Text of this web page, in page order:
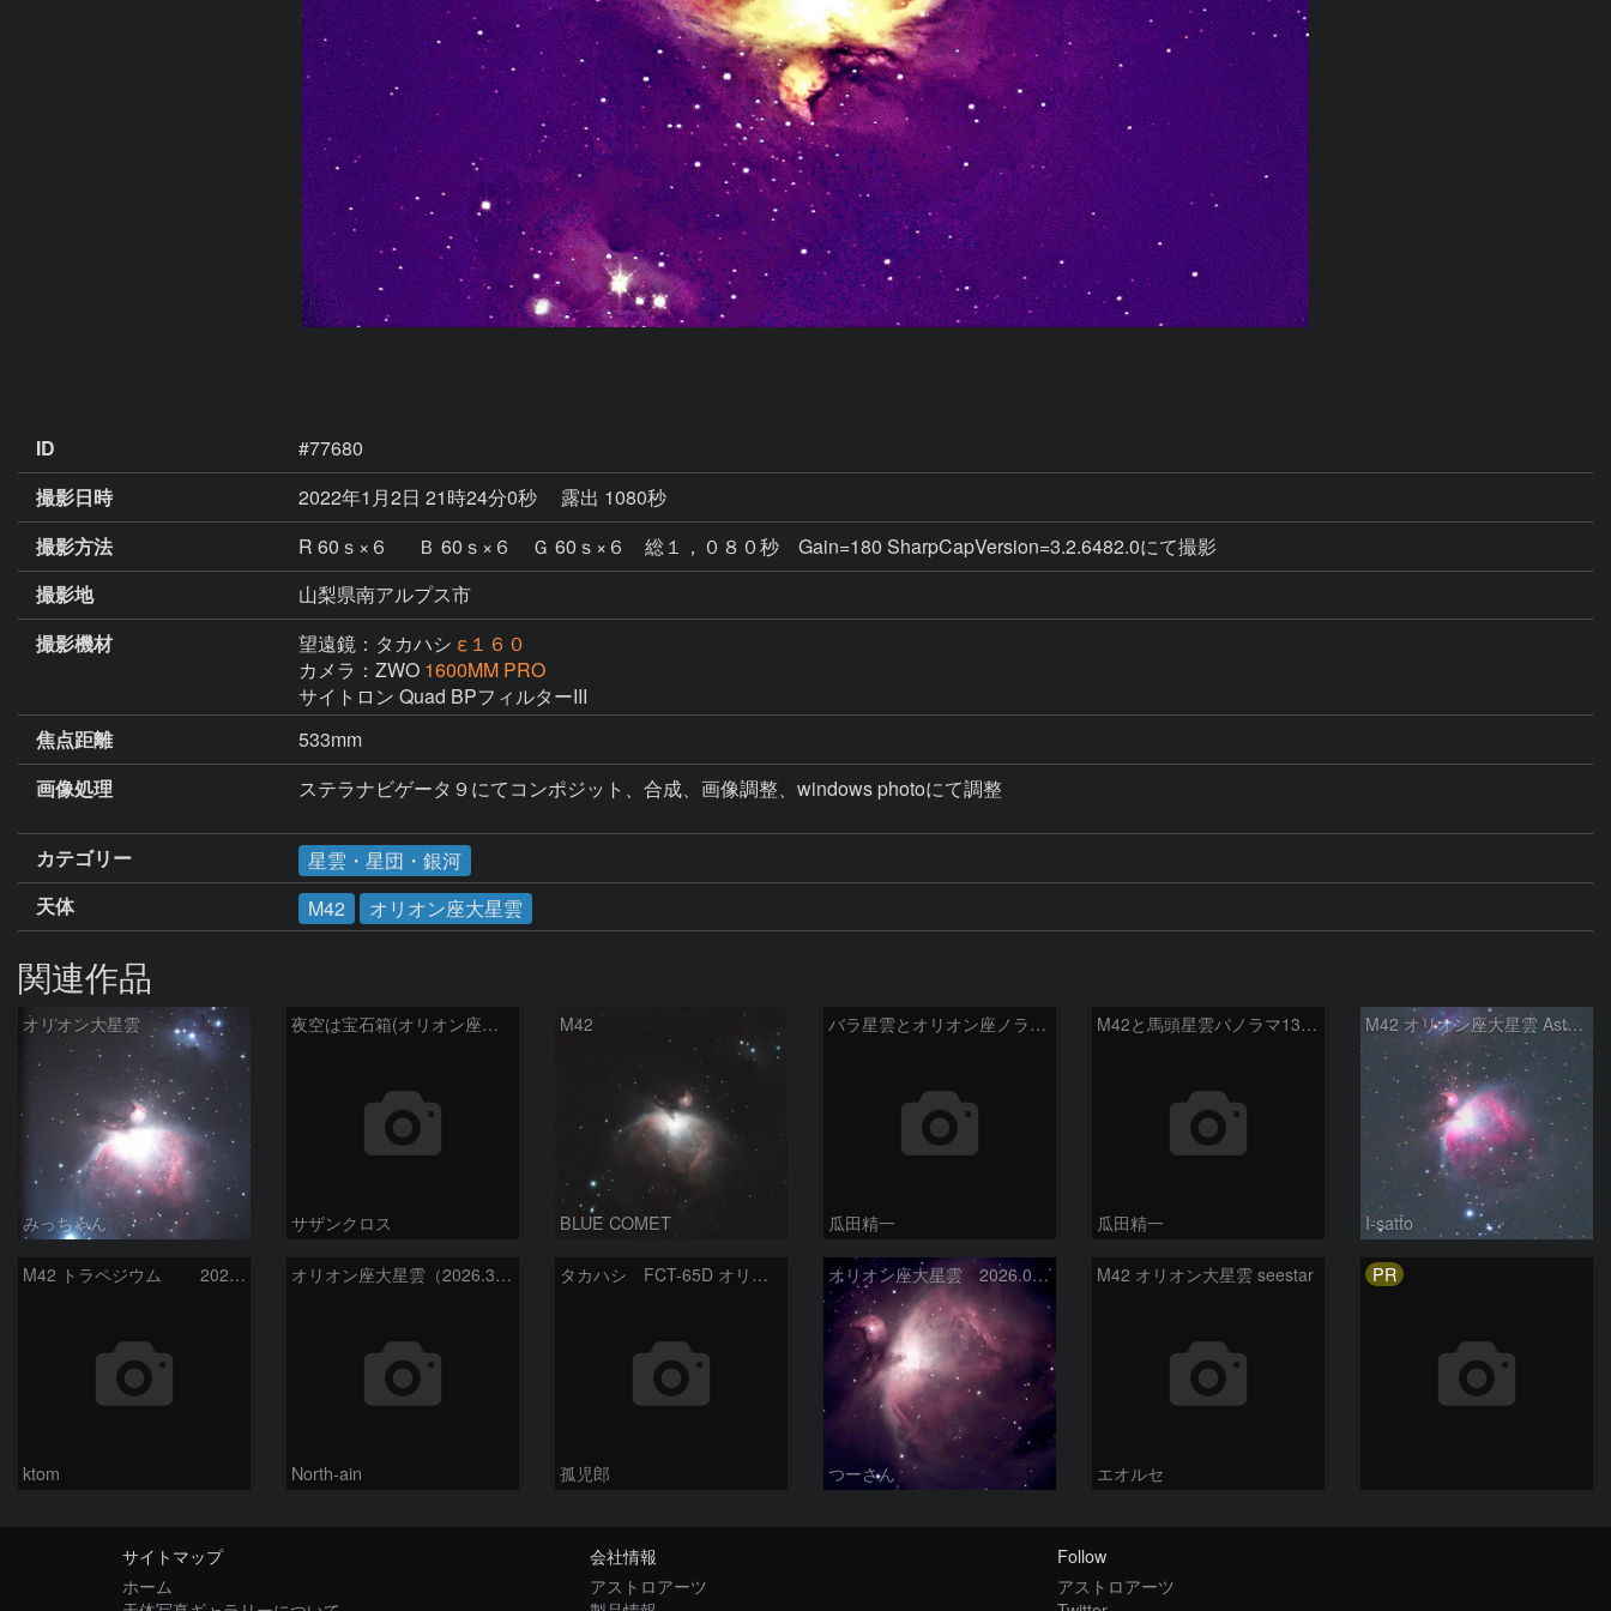
ID
#77680
撮影日時
2022年1月2日 21時24分0秒
露出 1080秒
撮影方法
R 60ｓ×６ Ｂ 60ｓ×６ Ｇ 60ｓ×６ 総１，０８０秒 Gain=180 SharpCapVersion=3.2.6482.0にて撮影
撮影地
山梨県南アルプス市
撮影機材
望遠鏡：タカハシ ε１６０
カメラ：ZWO 1600MM PRO
サイトロン Quad BPフィルターIII
焦点距離
533mm
画像処理
ステラナビゲータ９にてコンポジット、合成、画像調整、windows photoにて調整
カテゴリー
星雲・星団・銀河
天体
M42 オリオン座大星雲
関連作品
オリオン大星雲
みっちゃん
夜空は宝石箱(オリオン座大星雲 M42) Seestar50
サザンクロス
M42
BLUE COMET
バラ星雲とオリオン座ノラマ50mm
瓜田精一
M42と馬頭星雲パノラマ135mm
瓜田精一
M42 オリオン座大星雲 AstroTracer Type3の威力
I-satto
M42 トラペジウム 2026-3-14
ktom
オリオン座大星雲（2026.3.15）
North-ain
タカハシ FCT-65D オリオン大星雲
孤児郎
オリオン座大星雲 2026.01.13
つーさん
M42 オリオン大星雲 seestar
エオルセ
PR
サイトマップ
ホーム
会社情報
アストロアーツ
Follow
アストロアーツ